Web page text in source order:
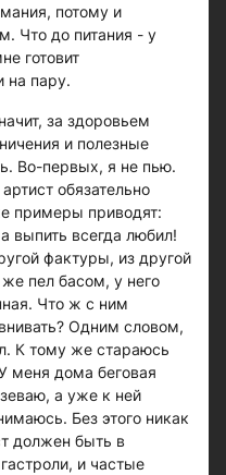
потому и
Что до питания - у
готовит
на пару.
за здоровьем
и полезные
Во-первых, я не пью.
обязательно
примеры приводят:
выпить всегда любил!
фактуры, из другой
пел басом, у него
Что ж с ним
Одним словом,
К тому же стараюсь
меня дома беговая
а уже к ней
Без этого никак
должен быть в
и частые